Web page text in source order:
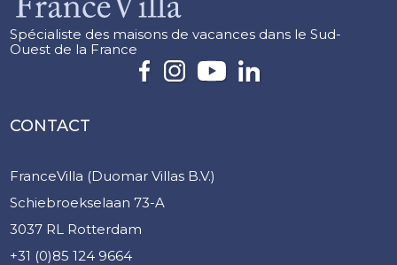
Spécialiste des maisons de vacances dans le Sud-
Ouest de la France
CONTACT
FranceVilla (Duomar Villas B.V.)
Schiebroekselaan 73-A
3037 RL Rotterdam
+31 (0)85 124 9664